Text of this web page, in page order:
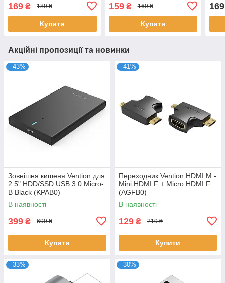
169 ₴ 189 ₴
Купити
159₴ 169 ₴
Купити
169
Акційні пропозиції та новинки
–43%
Зовнішня кишеня Vention для
2.5" HDD/SSD USB 3.0 Micro-
B Black (KPAB0)
В наявності
399 ₴ 699 ₴
Купити
–41%
Переходник Vention HDMI M -
Mini HDMI F + Micro HDMI F
(AGFB0)
В наявності
129 ₴ 219 ₴
Купити
–33% –30%